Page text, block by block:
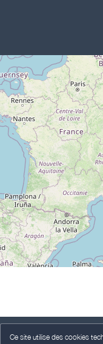
Ce site utilise des cookies